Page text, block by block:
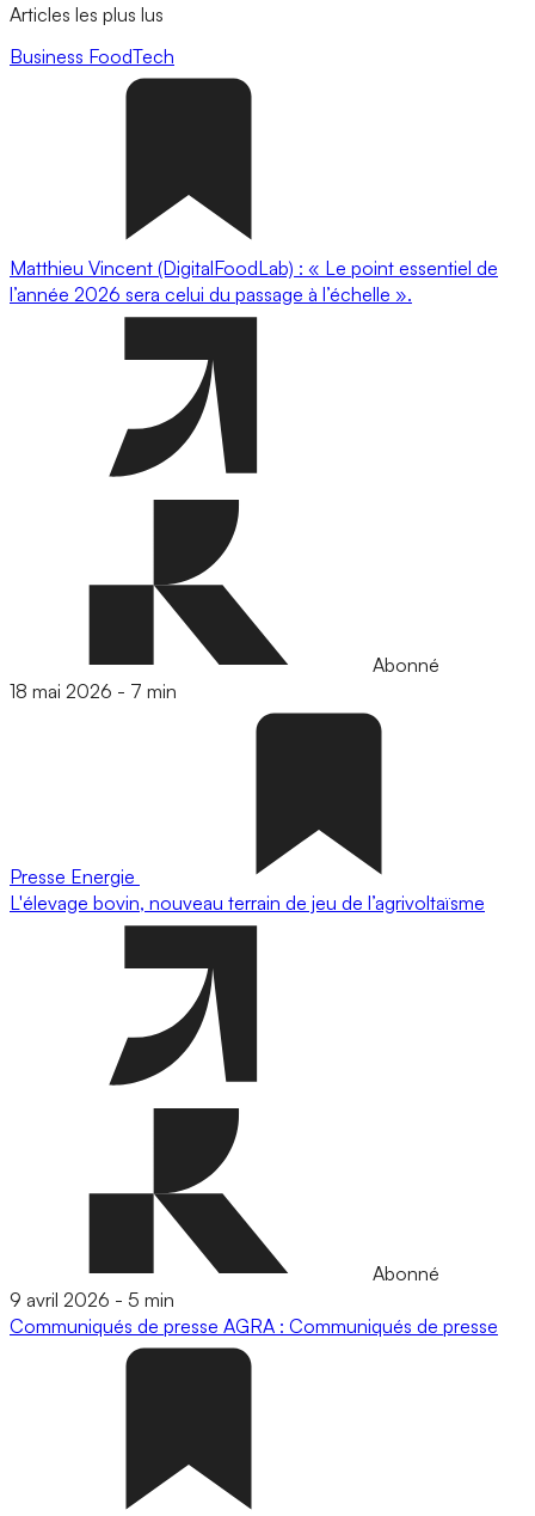
Articles les plus lus
Business FoodTech
Matthieu Vincent (DigitalFoodLab) : « Le point essentiel de
l’année 2026 sera celui du passage à l’échelle ».
Abonné
18 mai 2026 - 7 min
Presse Energie
L'élevage bovin, nouveau terrain de jeu de l’agrivoltaïsme
Abonné
9 avril 2026 - 5 min
Communiqués de presse AGRA : Communiqués de presse